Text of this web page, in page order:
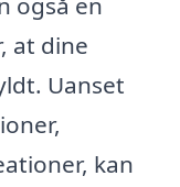
at dine
Uanset
kan